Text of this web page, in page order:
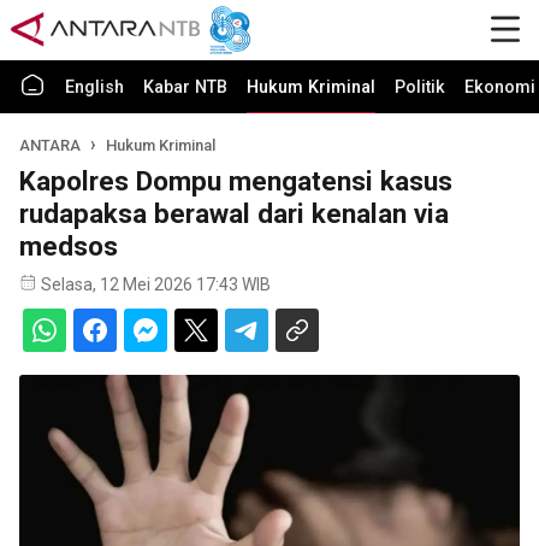
English Kabar NTB Hukum Kriminal Politik
ANTARA Hukum Kriminal
Kapolres Dompu mengatensi kasus
rudapaksa berawal dari kenalan via
medsos
Selasa, 12 Mei 2026 17:43 WIB